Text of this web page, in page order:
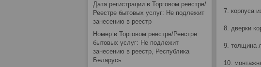
7. корпуса
8. дверки
9. толщина
10.
Дата регистрации в Торговом реестре/
Реестре бытовых услуг: Не подлежит
занесению в реестр
Номер в Торговом реестре/Реестре
бытовых услуг: Не подлежит
занесению в реестр, Республика
Беларусь